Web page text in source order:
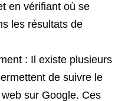
en vérifiant où se
les résultats de
: Il existe plusieurs
de suivre le
sur Google. Ces